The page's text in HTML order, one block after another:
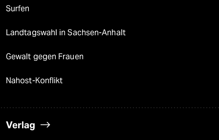
Surfen
Landtagswahl in Sachsen-Anhalt
Gewalt gegen Frauen
Nahost-Konflikt
Verlag